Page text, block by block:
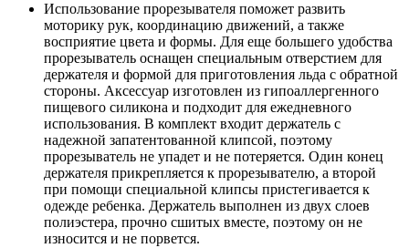
Использование прорезывателя поможет развить
моторику рук, координацию движений, а также
восприятие цвета и формы. Для еще большего удобства
прорезыватель оснащен специальным отверстием для
держателя и формой для приготовления льда с обратной
стороны. Аксессуар изготовлен из гипоаллергенного
пищевого силикона и подходит для ежедневного
использования. В комплект входит держатель с
надежной запатентованной клипсой, поэтому
прорезыватель не упадет и не потеряется. Один конец
держателя прикрепляется к прорезывателю, а второй
при помощи специальной клипсы пристегивается к
одежде ребенка. Держатель выполнен из двух слоев
полиэстера, прочно сшитых вместе, поэтому он не
износится и не порвется.